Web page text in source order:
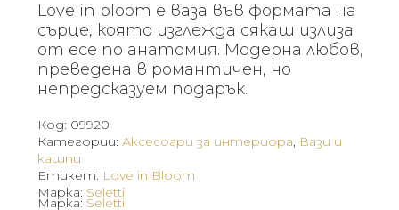
Love in bloom е ваза във формата на
сърце, която изглежда сякаш излиза
от есе по анатомия. Модерна любов,
преведена в романтичен, но
непредсказуем подарък.
Код: 09920
Категории: Аксесоари за интериора, Вази и
кашпи
Етикет: Love in Bloom
Марка: Seletti
Марка: Seletti